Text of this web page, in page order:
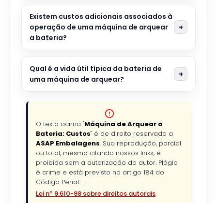
Existem custos adicionais associados à
operação de uma máquina de arquear
a bateria?
Qual é a vida útil típica da bateria de
uma máquina de arquear?
O texto acima "Máquina de Arquear a
Bateria: Custos" é de direito reservado a
ASAP Embalagens. Sua reprodução, parcial
ou total, mesmo citando nossos links, é
proibida sem a autorização do autor. Plágio
é crime e está previsto no artigo 184 do
Código Penal. –
Lei nº 9.610-98 sobre direitos autorais.